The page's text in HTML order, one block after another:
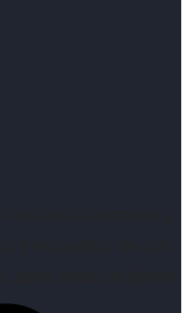
de capital humano y
y encuentro de sus
pero antes un placer.